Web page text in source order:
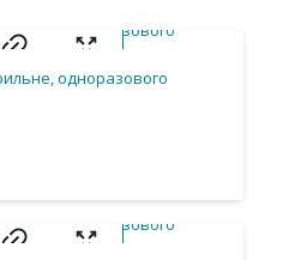
одноразового